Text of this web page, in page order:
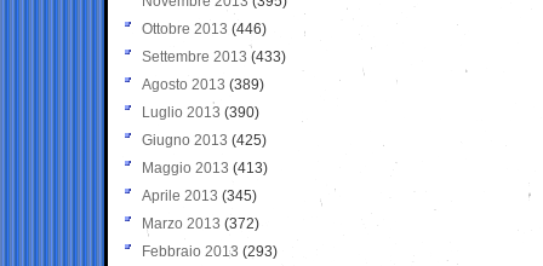
Ottobre 2013 (446)
Settembre 2013 (433)
Agosto 2013 (389)
Luglio 2013 (390)
Giugno 2013 (425)
Maggio 2013 (413)
Aprile 2013 (345)
Marzo 2013 (372)
Febbraio 2013 (293)